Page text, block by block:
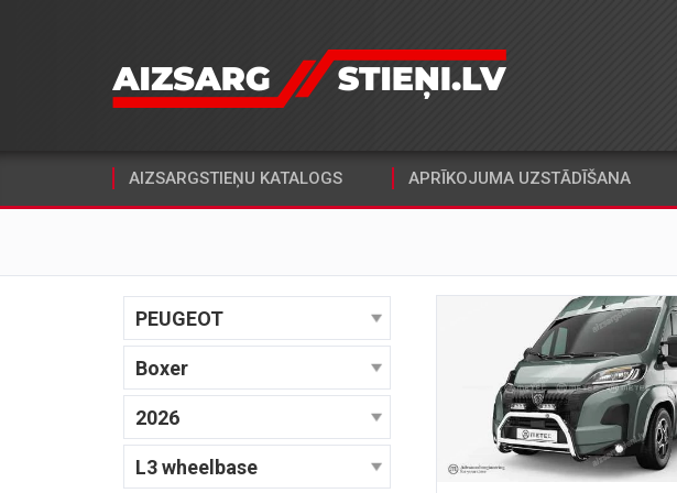
AIZSARGSTIEŅU KATALOGS APRĪKOJUMA UZSTĀDĪŠANA